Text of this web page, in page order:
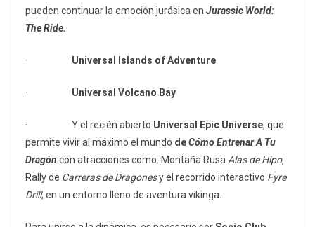
pueden continuar la emoción jurásica en Jurassic World:
The Ride.
· Universal Islands of Adventure
· Universal Volcano Bay
· Y el recién abierto Universal Epic Universe, que
permite vivir al máximo el mundo deCómo Entrenar A Tu
Dragón con atracciones como: Montaña Rusa Alas de Hipo,
Rally de Carreras de Dragonesy el recorrido interactivo Fyre
Drill, en un entorno lleno de aventura vikinga.